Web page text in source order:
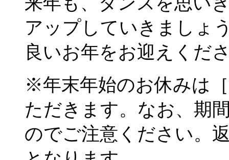
アップしていきましょ
良いお年をお迎えくだ
※年末年始のお休みは
ただきます。なお、期
のでご注意ください。